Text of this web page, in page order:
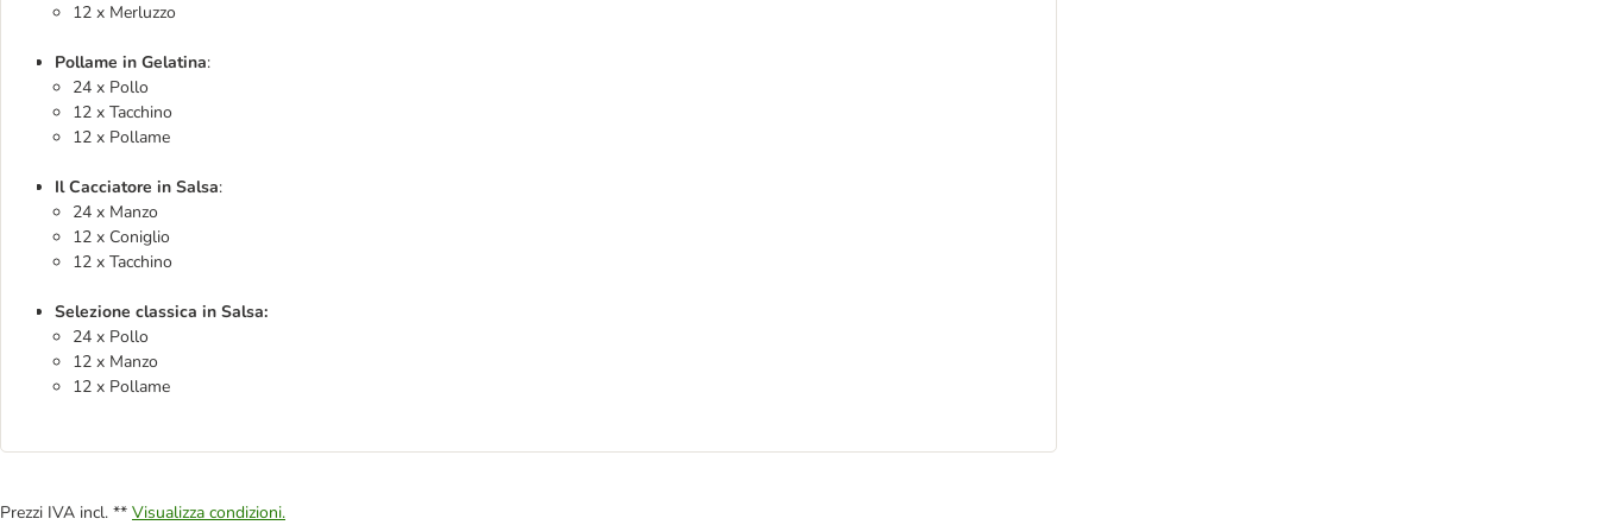
12 x Merluzzo
Pollame in Gelatina:
24 x Pollo
12 x Tacchino
12 x Pollame
Il Cacciatore in Salsa:
24 x Manzo
12 x Coniglio
12 x Tacchino
Selezione classica in Salsa:
24 x Pollo
12 x Manzo
12 x Pollame
Prezzi IVA incl. ** Visualizza condizioni.